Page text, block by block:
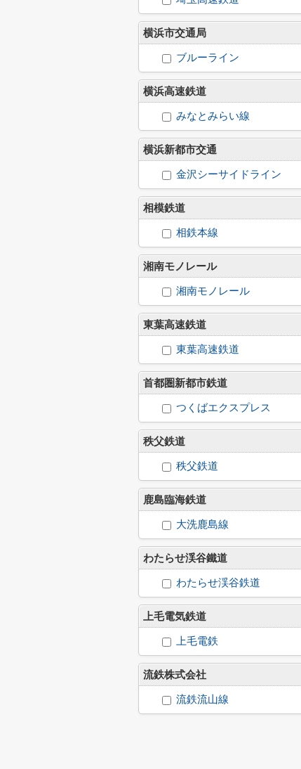
横浜市交通局
ブルーライン
横浜高速鉄道
みなとみらい線
横浜新都市交通
金沢シーサイドライン
相模鉄道
相鉄本線
湘南モノレール
湘南モノレール
東葉高速鉄道
東葉高速鉄道
首都圏新都市鉄道
つくばエクスプレス
秩父鉄道
秩父鉄道
鹿島臨海鉄道
大洗鹿島線
わたらせ渓谷鐵道
わたらせ渓谷鉄道
上毛電気鉄道
上毛電鉄
流鉄株式会社
流鉄流山線